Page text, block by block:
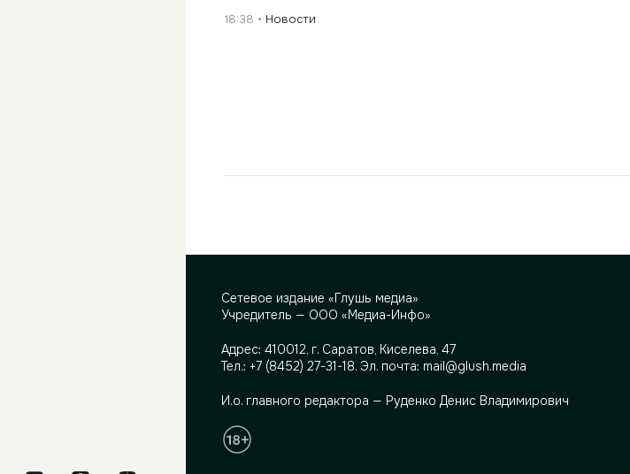
18:38 Новости
Сетевое издание «Глушь медиа»
Учредитель — ООО «Медиа-Инфо»
Адрес: 410012, г. Саратов, Киселева, 47
Тел.: +7 (8452) 27-31-18. Эл. почта: mail@glush.media
И.о. главного редактора — Руденко Денис Владимирович